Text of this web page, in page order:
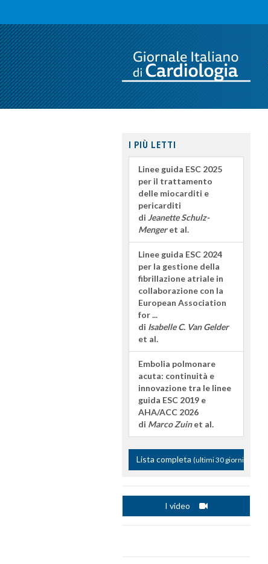
I PIÙ LETTI
Linee guida ESC 2025
per il trattamento
delle miocarditi e
pericarditi
di Jeanette Schulz-
Mengeret al.
Linee guida ESC 2024
per la gestione della
fibrillazione atriale in
collaborazione con la
European Association
for ...
di Isabelle C. Van Gelder
et al.
Embolia polmonare
acuta: continuità e
innovazione tra le linee
guida ESC 2019 e
AHA/ACC 2026
di Marco Zuinet al.
Lista completa (ultimi 30 giorni)
I video